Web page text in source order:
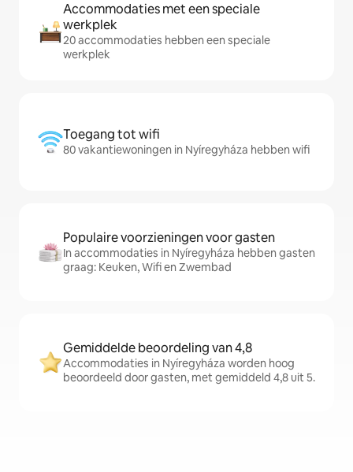
Accommodaties met een speciale
werkplek
20 accommodaties hebben een speciale
werkplek
Toegang tot wifi
80 vakantiewoningen in Nyíregyháza hebben wifi
Populaire voorzieningen voor gasten
In accommodaties in Nyíregyháza hebben gasten
graag: Keuken, Wifi en Zwembad
Gemiddelde beoordeling van 4,8
Accommodaties in Nyíregyháza worden hoog
beoordeeld door gasten, met gemiddeld 4,8 uit 5.